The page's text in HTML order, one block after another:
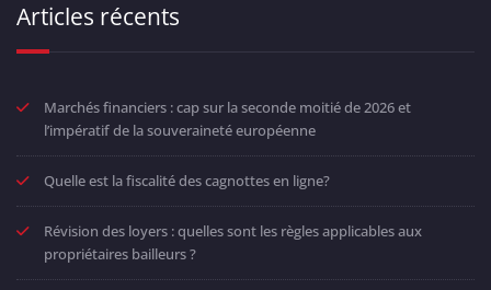
Articles récents
Marchés financiers : cap sur la seconde moitié de 2026 et
l’impératif de la souveraineté européenne
Quelle est la fiscalité des cagnottes en ligne?
Révision des loyers : quelles sont les règles applicables aux
propriétaires bailleurs ?